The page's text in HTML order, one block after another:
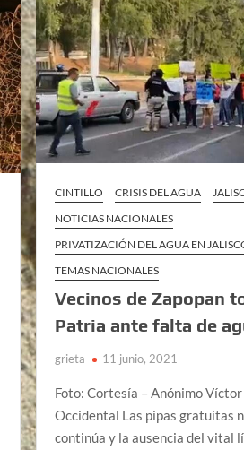
CINTILLO CRISIS DEL AGUA
NOTICIAS NACIONALES
PRIVATIZACIÓN DEL AGUA EN
TEMAS NACIONALES
Vecinos de Zapopan
Patria ante falta de
grieta 11 junio, 2021
Foto: Cortesía – Anónimo
Occidental Las pipas gratuitas
continúa y la ausencia del vital